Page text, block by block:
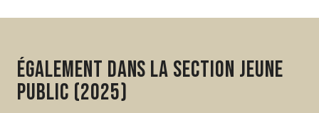
Également dans la section Jeune
public (2025)